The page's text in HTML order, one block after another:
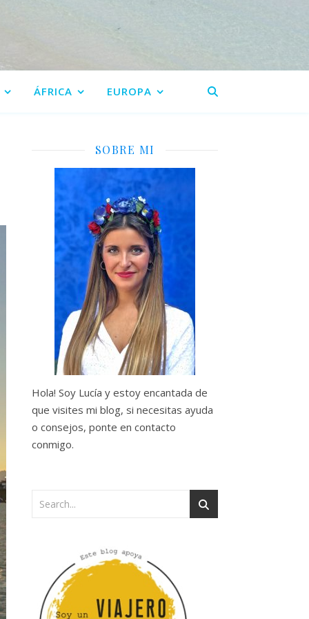
ÁFRICA EUROPA
SOBRE MI
Hola! Soy Lucía y estoy encantada de
que visites mi blog, si necesitas ayuda
o consejos, ponte en contacto
conmigo.